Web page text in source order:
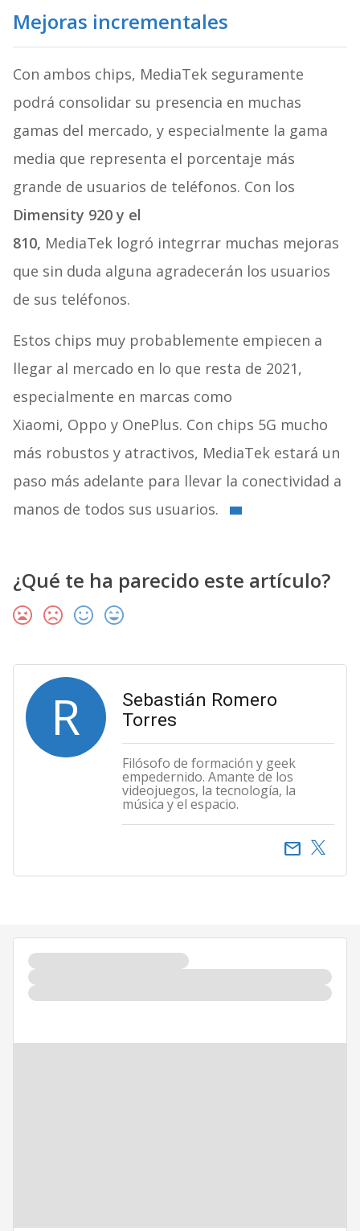
Mejoras incrementales
Con ambos chips, MediaTek seguramente
podrá consolidar su presencia en muchas
gamas del mercado, y especialmente la gama
media que representa el porcentaje más
grande de usuarios de teléfonos. Con los
Dimensity 920 y el
810, MediaTek logró integrrar muchas mejoras
que sin duda alguna agradecerán los usuarios
de sus teléfonos.
Estos chips muy probablemente empiecen a
llegar al mercado en lo que resta de 2021,
especialmente en marcas como
Xiaomi, Oppo y OnePlus. Con chips 5G mucho
más robustos y atractivos, MediaTek estará un
paso más adelante para llevar la conectividad a
manos de todos sus usuarios.
¿Qué te ha parecido este artículo?
R
Sebastián Romero
Torres
Filósofo de formación y geek
empedernido. Amante de los
videojuegos, la tecnología, la
música y el espacio.
email